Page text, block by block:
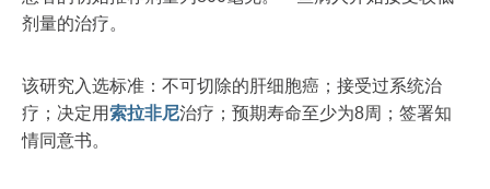
剂量的治疗。
该研究入选标准：不可切除的肝细胞癌；接受过系统治
疗；决定用索拉非尼治疗；预期寿命至少为8周；签署知
情同意书。